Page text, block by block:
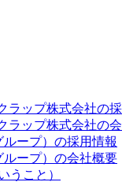
ラップ株式会社の
ラップ株式会社の
ループ）の採用情報
ループ）の会社概要
うこと）